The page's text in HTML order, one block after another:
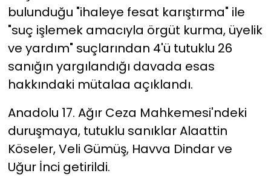
bulunduğu "ihaleye fesat karıştırma" ile
"suç işlemek amacıyla örgüt kurma, üyelik
ve yardım" suçlarından 4'ü tutuklu 26
sanığın yargılandığı davada esas
hakkındaki mütalaa açıklandı.
Anadolu 17. Ağır Ceza Mahkemesi'ndeki
duruşmaya, tutuklu sanıklar Alaattin
Köseler, Veli Gümüş, Havva Dindar ve
Uğur İnci getirildi.
Yaşam
YEREL POLİTİKA
YEREL YÖNETİMLER